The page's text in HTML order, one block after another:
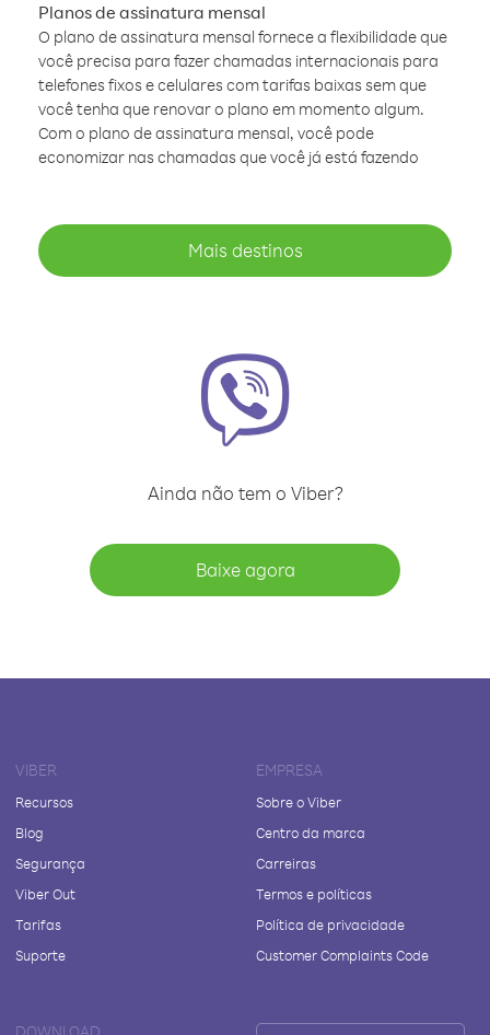
Planos de assinatura mensal
O plano de assinatura mensal fornece a flexibilidade que
você precisa para fazer chamadas internacionais para
telefones fixos e celulares com tarifas baixas sem que
você tenha que renovar o plano em momento algum.
Com o plano de assinatura mensal, você pode
economizar nas chamadas que você já está fazendo
Mais destinos
Ainda não tem o Viber?
Baixe agora
VIBER
Recursos
Blog
Segurança
Viber Out
Tarifas
Suporte
EMPRESA
Sobre o Viber
Centro da marca
Carreiras
Termos e políticas
Política de privacidade
Customer Complaints Code
DOWNLOAD